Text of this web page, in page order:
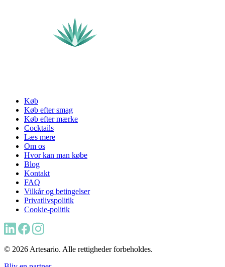
Køb
Køb efter smag
Køb efter mærke
Cocktails
Læs mere
Om os
Hvor kan man købe
Blog
Kontakt
FAQ
Vilkår og betingelser
Privatlivspolitik
Cookie-politik
© 2026 Artesario. Alle rettigheder forbeholdes.